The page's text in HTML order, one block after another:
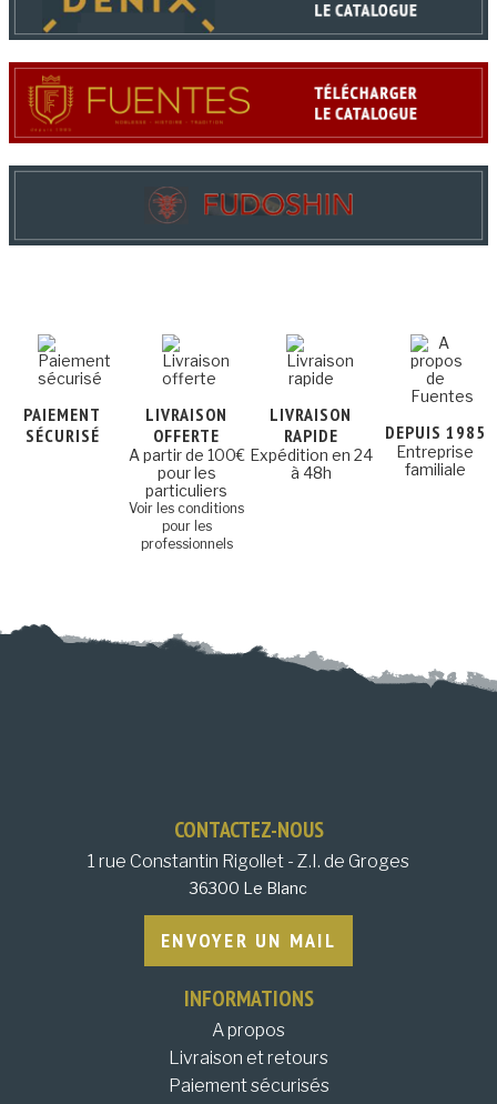
PAIEMENT
SÉCURISÉ
LIVRAISON
OFFERTE
A partir de 100€
pour les
particuliers
Voir les conditions
pour les
professionnels
LIVRAISON
RAPIDE
Expédition en 24
à 48h
DEPUIS 1985
Entreprise
familiale
CONTACTEZ-NOUS
1 rue Constantin Rigollet - Z.I. de Groges
36300 Le Blanc
ENVOYER UN MAIL
INFORMATIONS
A propos
Livraison et retours
Paiement sécurisés